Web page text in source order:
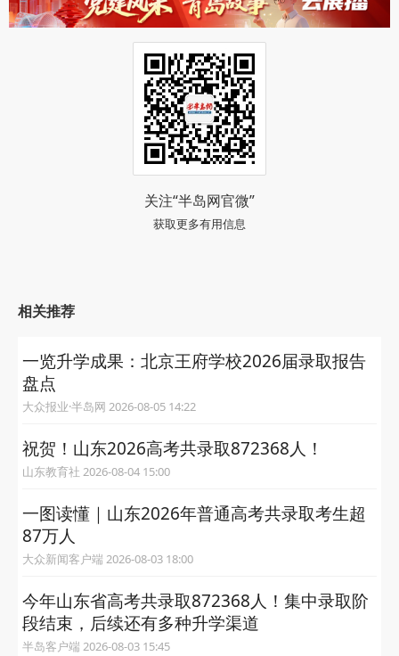
关注“半岛网官微”
获取更多有用信息
相关推荐
一览升学成果：北京王府学校2026届录取报告
盘点
大众报业·半岛网 2026-08-05 14:22
祝贺！山东2026高考共录取872368人！
山东教育社 2026-08-04 15:00
一图读懂｜山东2026年普通高考共录取考生超
87万人
大众新闻客户端 2026-08-03 18:00
今年山东省高考共录取872368人！集中录取阶
段结束，后续还有多种升学渠道
半岛客户端 2026-08-03 15:45